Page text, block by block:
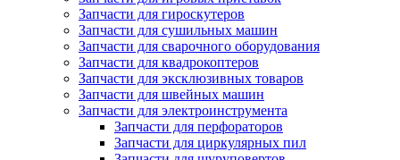
Запчасти для гироскутеров
Запчасти для сушильных машин
Запчасти для сварочного оборудования
Запчасти для квадрокоптеров
Запчасти для эксклюзивных товаров
Запчасти для швейных машин
Запчасти для электроинструмента
Запчасти для перфораторов
Запчасти для циркулярных пил